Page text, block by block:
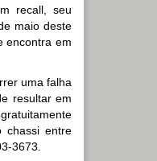
recall, seu
maio deste
encontra em
uma falha
resultar em
chassi entre
3673.